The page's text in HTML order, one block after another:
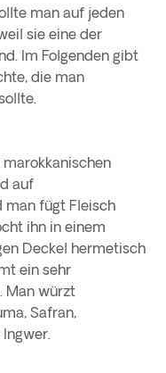
man auf jeden
sie eine der
Im Folgenden gibt
die man
auf
man fügt Fleisch
ihn in einem
Deckel hermetisch
ein sehr
Man würzt
Safran,